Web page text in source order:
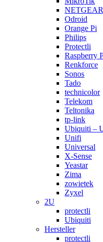
NETGEAR
Odroid
Orange Pi
Philips
Protectli
Raspberry
Renkforce
Sonos
Tado
technicolor
Telekom
Teltonika
tp-link
Ubiquiti –
Unifi
Universal
X-Sense
Yeastar
Zima
zowietek
Zyxel
2U
protectli
Ubiquiti
Hersteller
protectli